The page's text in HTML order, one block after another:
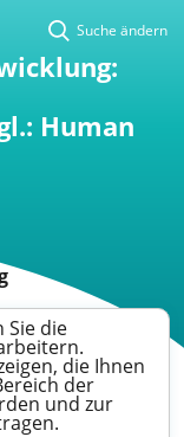
Suche ändern
Human
Sie die
die Ihnen
der
und zur